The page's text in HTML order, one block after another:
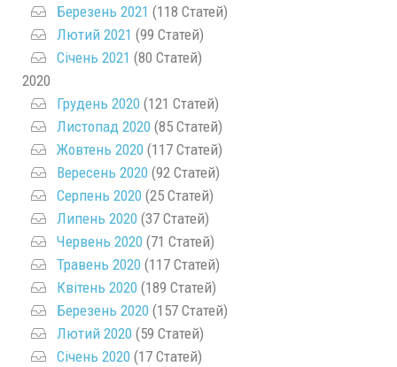
Березень 2021 (118 Статей)
Лютий 2021 (99 Статей)
Січень 2021 (80 Статей)
2020
Грудень 2020 (121 Статей)
Листопад 2020 (85 Статей)
Жовтень 2020 (117 Статей)
Вересень 2020 (92 Статей)
Серпень 2020 (25 Статей)
Липень 2020 (37 Статей)
Червень 2020 (71 Статей)
Травень 2020 (117 Статей)
Квітень 2020 (189 Статей)
Березень 2020 (157 Статей)
Лютий 2020 (59 Статей)
Січень 2020 (17 Статей)